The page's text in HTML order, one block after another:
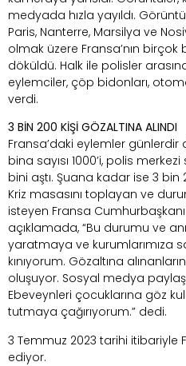
medyada hızla yayıldı.
Paris, Nanterre, Marsilya ve
olmak üzere Fransa’nın
döküldü. Halk ile polisler
eylemciler, çöp bidonları,
verdi.
3 BİN 200 KİŞİ GÖZALTINA ALINDI
Fransa’daki eylemler
bina sayısı 1000’i, polis merkezi
bini aştı. Şuana kadar ise 3 bin
Kriz masasını toplayan ve
isteyen Fransa
açıklamada, “Bu durumu ve
yaratmaya ve kurumlarımıza
kınıyorum. Gözaltına
oluşuyor. Sosyal medya
Ebeveynleri çocuklarına göz
tutmaya çağırıyorum.” dedi.
3 Temmuz 2023 tarihi itibariyle
ediyor.